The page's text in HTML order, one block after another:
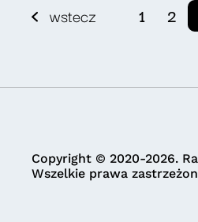
wstecz 1 2
Copyright © 2020-2026.
Wszelkie prawa